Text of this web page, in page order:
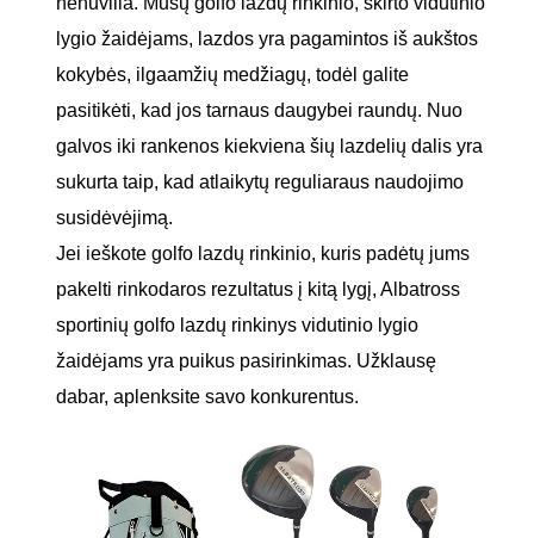
lygio žaidėjams, lazdos yra pagamintos iš aukštos
kokybės, ilgaamžių medžiagų, todėl galite
pasitikėti, kad jos tarnaus daugybei raundų. Nuo
galvos iki rankenos kiekviena šių lazdelių dalis yra
sukurta taip, kad atlaikytų reguliaraus naudojimo
susidėvėjimą.
Jei ieškote golfo lazdų rinkinio, kuris padėtų jums
pakelti rinkodaros rezultatus į kitą lygį, Albatross
sportinių golfo lazdų rinkinys vidutinio lygio
žaidėjams yra puikus pasirinkimas. Užklausę
dabar, aplenksite savo konkurentus.